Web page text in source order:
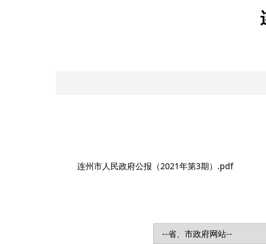
连州市人民政府公报（2021年第3期）.pdf